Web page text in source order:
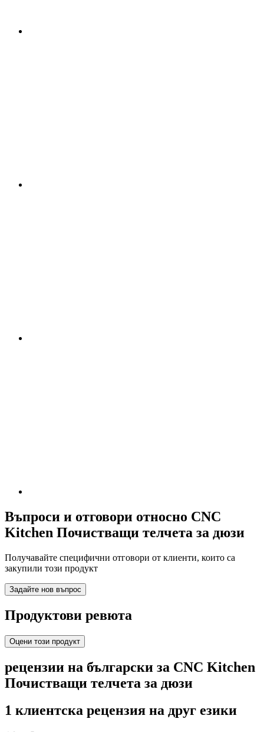
Въпроси и отговори относно CNC
Kitchen Почистващи телчета за дюзи
Получавайте специфични отговори от клиенти, които са
закупили този продукт
Задайте нов въпрос
Продуктови ревюта
Оцени този продукт
рецензии на български за CNC Kitchen
Почистващи телчета за дюзи
1 клиентска рецензия на друг езики